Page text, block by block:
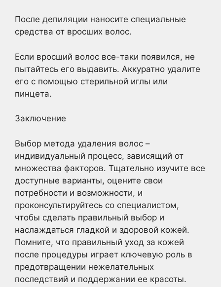
После депиляции наносите специальные
средства от вросших волос.
Если вросший волос все-таки появился, не
пытайтесь его выдавить. Аккуратно удалите
его с помощью стерильной иглы или
пинцета.
Заключение
Выбор метода удаления волос –
индивидуальный процесс, зависящий от
множества факторов. Тщательно изучите все
доступные варианты, оцените свои
потребности и возможности, и
проконсультируйтесь со специалистом,
чтобы сделать правильный выбор и
наслаждаться гладкой и здоровой кожей.
Помните, что правильный уход за кожей
после процедуры играет ключевую роль в
предотвращении нежелательных
последствий и поддержании ее красоты.